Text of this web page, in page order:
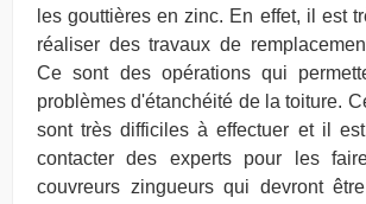
les gouttières en zinc. En effet, il est
réaliser des travaux de
Ce sont des opérations qui
problèmes d'étanchéité de la toiture.
sont très difficiles à effectuer et il
contacter des experts pour les
couvreurs zingueurs qui devront